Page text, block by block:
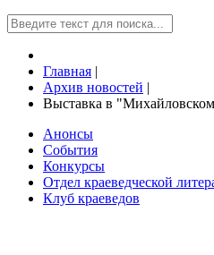
Главная |
Архив новостей |
Выставка в
Анонсы
События
Конкурсы
Отдел краеведческой
Клуб краеведов